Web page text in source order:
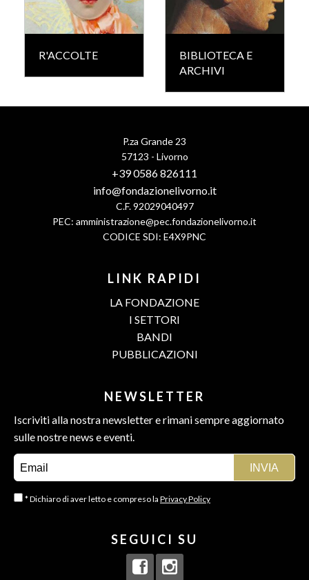
R'ACCOLTE
BIBLIOTECA E
ARCHIVI
P.za Grande 23
57123 - Livorno
+39 0586 826111
info@fondazionelivorno.it
C.F. 92029040497
PEC: amministrazione@pec.fondazionelivorno.it
CODICE SDI: E4X9PNC
LINK RAPIDI
LA FONDAZIONE
I SETTORI
BANDI
PUBBLICAZIONI
NEWSLETTER
Iscriviti alla nostra newsletter e rimani sempre aggiornato
sulle nostre news e eventi.
* Dichiaro di aver letto e compreso la Privacy Policy
SEGUICI SU